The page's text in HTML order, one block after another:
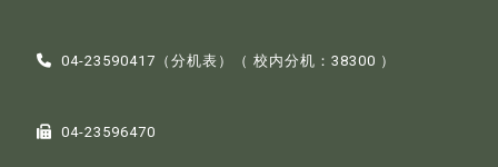
04-23590417（分机表 ）（ 校内分机：38300 ）
04-23596470